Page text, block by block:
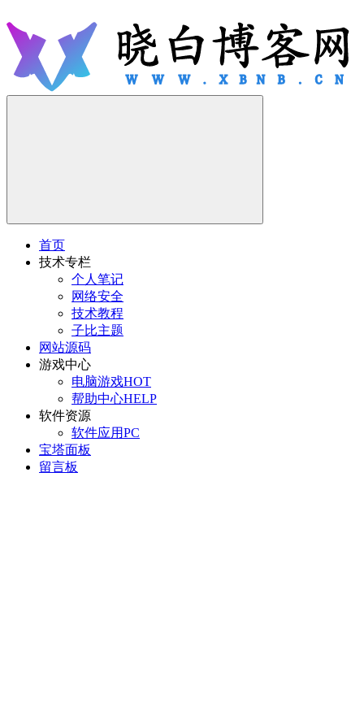
首页
技术专栏
个人笔记
网络安全
技术教程
子比主题
网站源码
游戏中心
电脑游戏HOT
帮助中心HELP
软件资源
软件应用PC
宝塔面板
留言板